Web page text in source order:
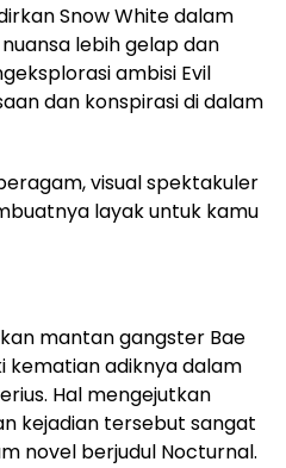
Snow White dalam
lebih gelap dan
ambisi Evil
dan konspirasi di dalam
visual spektakuler
layak untuk kamu
mantan gangster Bae
kematian adiknya dalam
Hal mengejutkan
kejadian tersebut sangat
novel berjudul Nocturnal.